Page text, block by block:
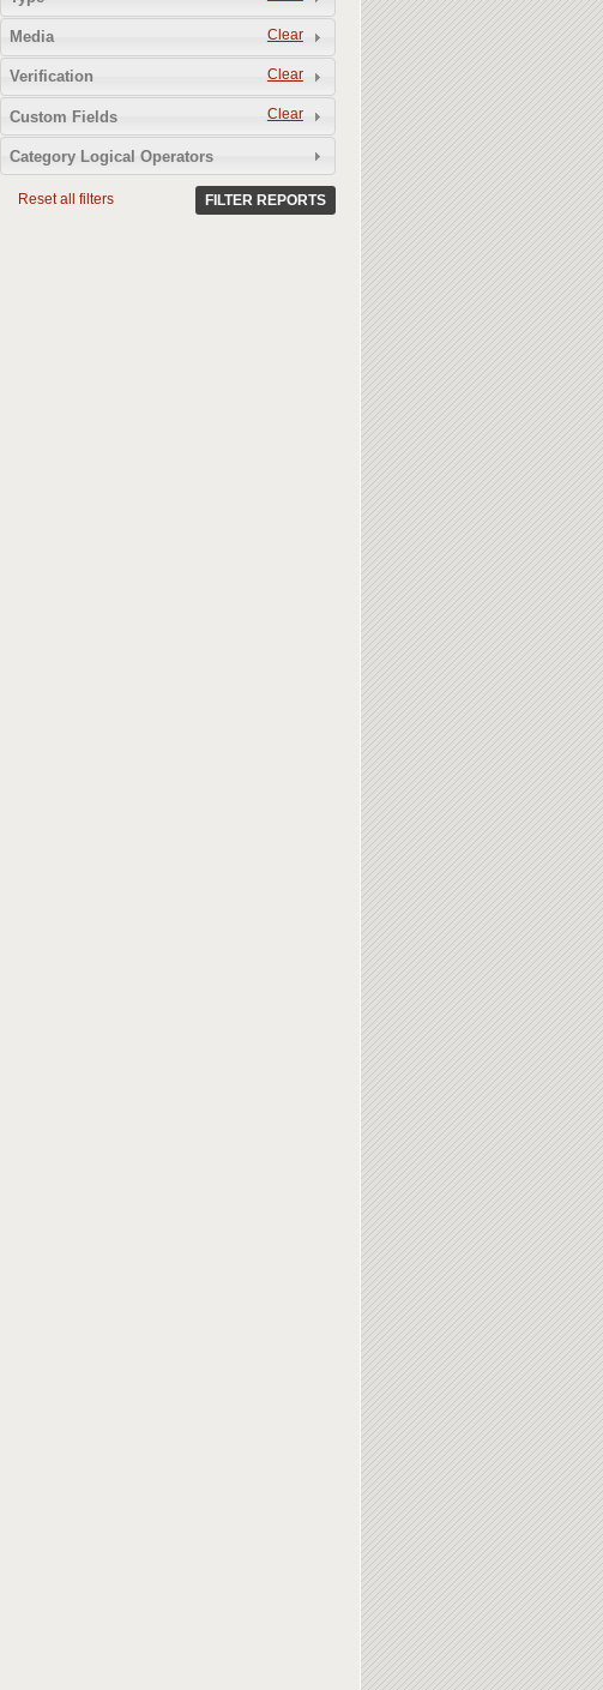
Revenge Killings (القتل بدافع الانتقام) 11
2
13
Clear
Media
Clear
Verification
Clear
Custom Fields
Category Logical Operators
Reset all filters FILTER REPORTS